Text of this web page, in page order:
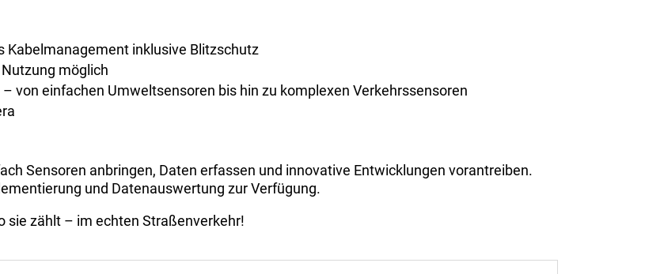
Kabelmanagement inklusive Blitzschutz
möglich
– von einfachen Umweltsensoren bis hin zu komplexen Verkehrssensoren
Sensoren anbringen, Daten erfassen und innovative Entwicklungen vorantreiben.
und Datenauswertung zur Verfügung.
sie zählt – im echten Straßenverkehr!